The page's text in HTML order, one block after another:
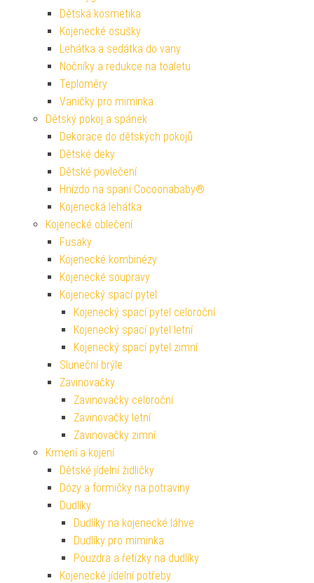
Dětská kosmetika
Kojenecké osušky
Lehátka a sedátka do vany
Nočníky a redukce na toaletu
Teploměry
Vaničky pro miminka
Dětský pokoj a spánek
Dekorace do dětských pokojů
Dětské deky
Dětské povlečení
Hnízdo na spaní Cocoonababy®
Kojenecká lehátka
Kojenecké oblečení
Fusaky
Kojenecké kombinézy
Kojenecké soupravy
Kojenecký spací pytel
Kojenecký spací pytel celoroční
Kojenecký spací pytel letní
Kojenecký spací pytel zimní
Sluneční brýle
Zavinovačky
Zavinovačky celoroční
Zavinovačky letní
Zavinovačky zimní
Krmení a kojení
Dětské jídelní židličky
Dózy a formičky na potraviny
Dudlíky
Dudlíky na kojenecké láhve
Dudlíky pro miminka
Pouzdra a řetízky na dudlíky
Kojenecké jídelní potřeby